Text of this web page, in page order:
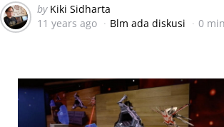
Posted
by
by Kiki Sidharta
11 years ago
Blm ada diskusi 0 min